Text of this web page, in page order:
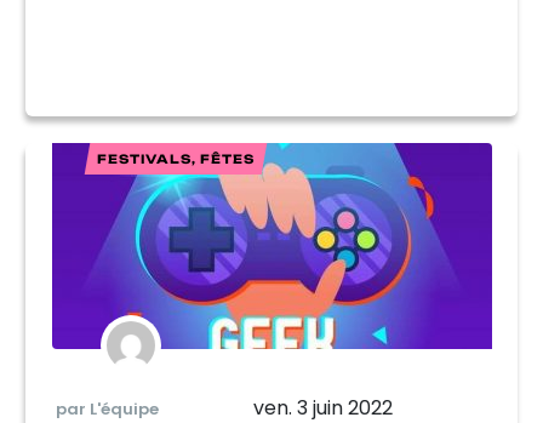
FESTIVALS, FÊTES
par L'équipe ven. 3 juin 2022